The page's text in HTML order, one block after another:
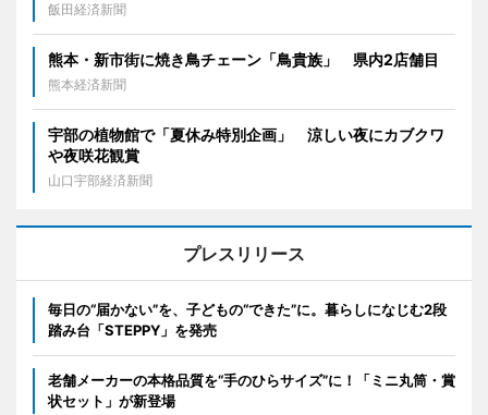
飯田経済新聞
熊本・新市街に焼き鳥チェーン「鳥貴族」 県内2店舗目
熊本経済新聞
宇部の植物館で「夏休み特別企画」 涼しい夜にカブクワ
や夜咲花観賞
山口宇部経済新聞
プレスリリース
毎日の“届かない”を、子どもの“できた”に。暮らしになじむ2段
踏み台「STEPPY」を発売
老舗メーカーの本格品質を“手のひらサイズ”に！「ミニ丸筒・賞
状セット」が新登場